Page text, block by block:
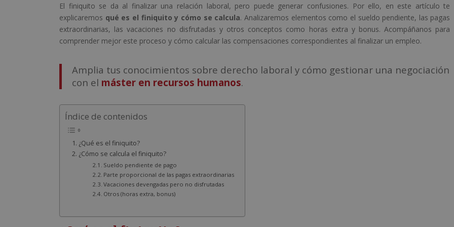
El finiquito se da al finalizar una relación laboral, pero puede generar confusiones. Por ello, en este artículo te
explicaremos qué es el finiquito y cómo se calcula. Analizaremos elementos como el sueldo pendiente, las pagas
extraordinarias, las vacaciones no disfrutadas y otros conceptos como horas extra y bonus. Acompáñanos para
comprender mejor este proceso y cómo calcular las compensaciones correspondientes al finalizar un empleo.
Amplia tus conocimientos sobre derecho laboral y cómo gestionar una negociación
con el máster en recursos humanos.
Índice de contenidos
¿Qué es el finiquito?
¿Cómo se calcula el finiquito?
Sueldo pendiente de pago
Parte proporcional de las pagas extraordinarias
Vacaciones devengadas pero no disfrutadas
Otros (horas extra, bonus)